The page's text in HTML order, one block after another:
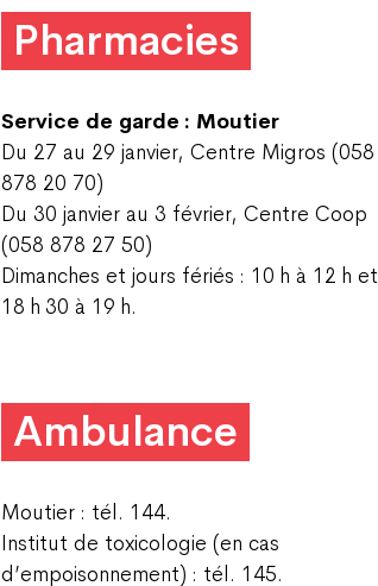
Pharmacies
Service de garde : Moutier
Du 27 au 29 janvier, Centre Migros (058
878 20 70)
Du 30 janvier au 3 février, Centre Coop
(058 878 27 50)
Dimanches et jours fériés : 10 h à 12 h et
18 h 30 à 19 h.
Ambulance
Moutier : tél. 144.
Institut de toxicologie (en cas
d’empoisonnement) : tél. 145.